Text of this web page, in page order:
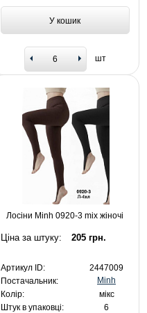
У кошик
шт
Лосіни Minh 0920-3 mix жіночі
Ціна за штуку: 205 грн.
Артикул ID:
2447009
Постачальник:
Minh
Колір:
мікс
Штук в упаковці:
6